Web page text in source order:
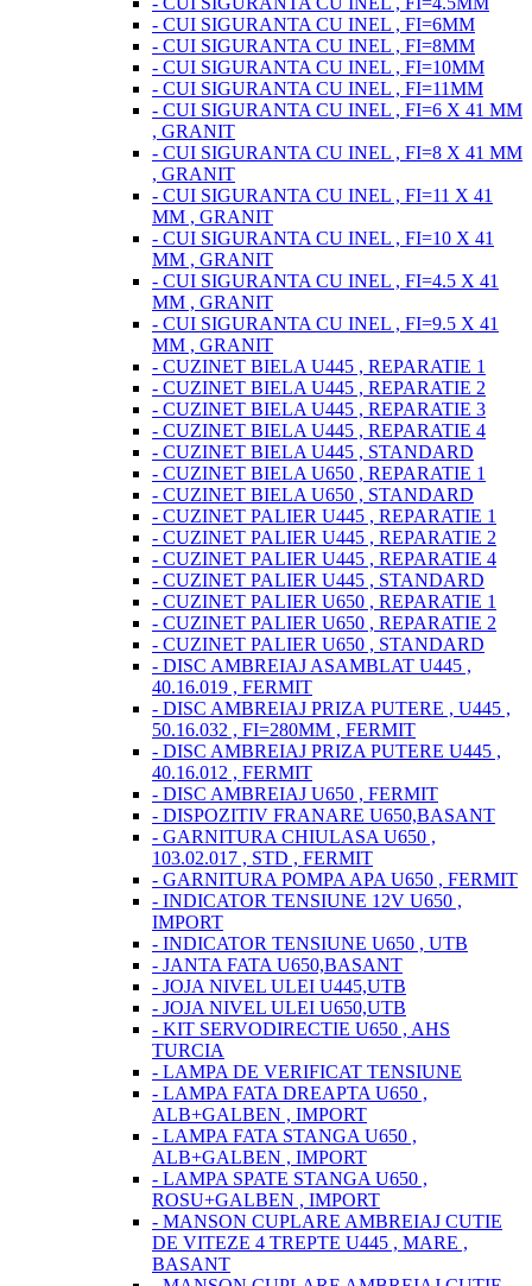
- CUI SIGURANTA CU INEL , FI=6MM
- CUI SIGURANTA CU INEL , FI=8MM
- CUI SIGURANTA CU INEL , FI=10MM
- CUI SIGURANTA CU INEL , FI=11MM
- CUI SIGURANTA CU INEL , FI=6 X 41 MM
, GRANIT
- CUI SIGURANTA CU INEL , FI=8 X 41 MM
, GRANIT
- CUI SIGURANTA CU INEL , FI=11 X 41
MM , GRANIT
- CUI SIGURANTA CU INEL , FI=10 X 41
MM , GRANIT
- CUI SIGURANTA CU INEL , FI=4.5 X 41
MM , GRANIT
- CUI SIGURANTA CU INEL , FI=9.5 X 41
MM , GRANIT
- CUZINET BIELA U445 , REPARATIE 1
- CUZINET BIELA U445 , REPARATIE 2
- CUZINET BIELA U445 , REPARATIE 3
- CUZINET BIELA U445 , REPARATIE 4
- CUZINET BIELA U445 , STANDARD
- CUZINET BIELA U650 , REPARATIE 1
- CUZINET BIELA U650 , STANDARD
- CUZINET PALIER U445 , REPARATIE 1
- CUZINET PALIER U445 , REPARATIE 2
- CUZINET PALIER U445 , REPARATIE 4
- CUZINET PALIER U445 , STANDARD
- CUZINET PALIER U650 , REPARATIE 1
- CUZINET PALIER U650 , REPARATIE 2
- CUZINET PALIER U650 , STANDARD
- DISC AMBREIAJ ASAMBLAT U445 ,
40.16.019 , FERMIT
- DISC AMBREIAJ PRIZA PUTERE , U445 ,
50.16.032 , FI=280MM , FERMIT
- DISC AMBREIAJ PRIZA PUTERE U445 ,
40.16.012 , FERMIT
- DISC AMBREIAJ U650 , FERMIT
- DISPOZITIV FRANARE U650,BASANT
- GARNITURA CHIULASA U650 ,
103.02.017 , STD , FERMIT
- GARNITURA POMPA APA U650 , FERMIT
- INDICATOR TENSIUNE 12V U650 ,
IMPORT
- INDICATOR TENSIUNE U650 , UTB
- JANTA FATA U650,BASANT
- JOJA NIVEL ULEI U445,UTB
- JOJA NIVEL ULEI U650,UTB
- KIT SERVODIRECTIE U650 , AHS
TURCIA
- LAMPA DE VERIFICAT TENSIUNE
- LAMPA FATA DREAPTA U650 ,
ALB+GALBEN , IMPORT
- LAMPA FATA STANGA U650 ,
ALB+GALBEN , IMPORT
- LAMPA SPATE STANGA U650 ,
ROSU+GALBEN , IMPORT
- MANSON CUPLARE AMBREIAJ CUTIE
DE VITEZE 4 TREPTE U445 , MARE ,
BASANT